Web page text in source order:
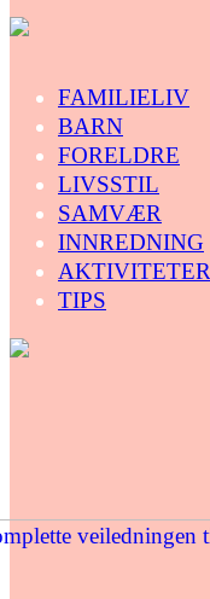
FAMILIELIV
BARN
FORELDRE
LIVSSTIL
SAMVÆR
INNREDNING
AKTIVITETER
TIPS